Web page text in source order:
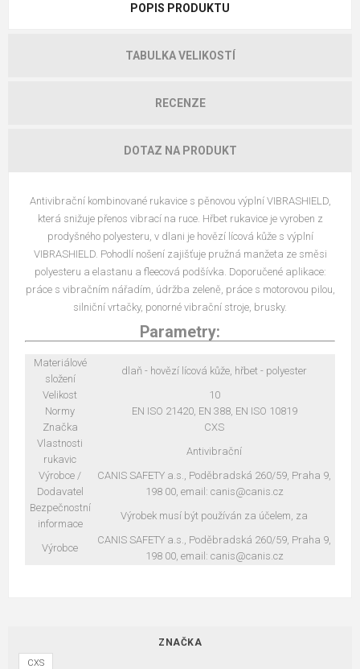
POPIS PRODUKTU
TABULKA VELIKOSTÍ
RECENZE
DOTAZ NA PRODUKT
Antivibrační kombinované rukavice s pěnovou výplní VIBRASHIELD,
která snižuje přenos vibrací na ruce. Hřbet rukavice je vyroben z
prodyšného polyesteru, v dlani je hovězí lícová kůže s výplní
VIBRASHIELD. Pohodlí nošení zajišťuje pružná manžeta ze směsi
polyesteru a elastanu a fleecová podšívka. Doporučené aplikace:
práce s vibračním nářadím, údržba zeleně, práce s motorovou pilou,
silniční vrtačky, ponorné vibrační stroje, brusky.
Parametry:
Materiálové
složení
dlaň - hovězí lícová kůže, hřbet - polyester
Velikost
10
Normy
EN ISO 21420, EN 388, EN ISO 10819
Značka
CXS
Vlastnosti
rukavic
Antivibrační
Výrobce /
Dodavatel
CANIS SAFETY a.s., Poděbradská 260/59, Praha 9,
198 00, email: canis@canis.cz
Bezpečnostní
informace
Výrobek musí být používán za účelem, za
Výrobce
CANIS SAFETY a.s., Poděbradská 260/59, Praha 9,
198 00, email: canis@canis.cz
ZNAČKA
CXS